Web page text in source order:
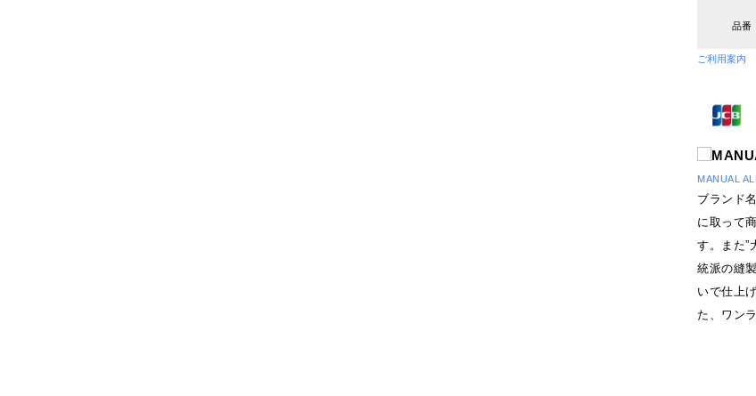
品番
ご利用案内
MANUAL
ブランド
に取って
す。また”
統派の縫
いで仕上
た、ワン